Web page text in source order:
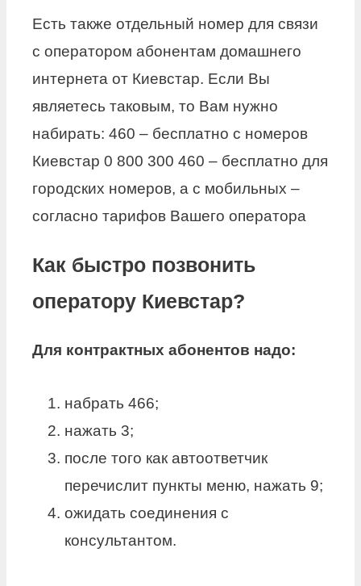
Есть также отдельный номер для связи
с оператором абонентам домашнего
интернета от Киевстар. Если Вы
являетесь таковым, то Вам нужно
набирать: 460 – бесплатно с номеров
Киевстар 0 800 300 460 – бесплатно для
городских номеров, а с мобильных –
согласно тарифов Вашего оператора
Как быстро позвонить
оператору Киевстар?
Для контрактных абонентов надо:
набрать 466;
нажать 3;
после того как автоответчик
перечислит пункты меню, нажать 9;
ожидать соединения с
консультантом.